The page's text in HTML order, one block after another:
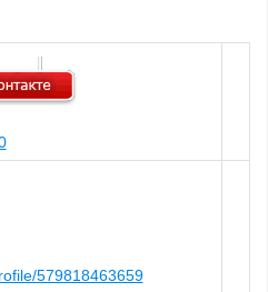
579818463659